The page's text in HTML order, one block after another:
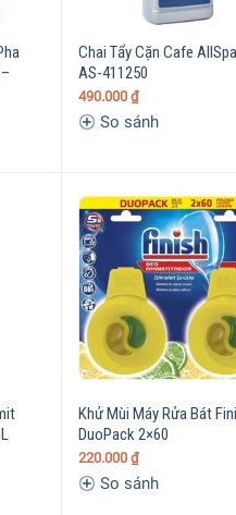
Chai Tẩy Cặn Cafe
AS-411250
490.000₫
So sánh
Khử Mùi Máy Rửa Bát
DuoPack 2×60
220.000₫
So sánh